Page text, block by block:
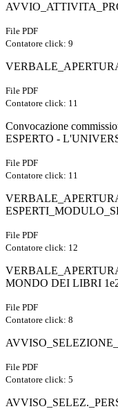
File PDF
Contatore click: 9
File PDF
Contatore click: 11
Convocazione
ESPERTO -
File PDF
Contatore click: 11
File PDF
Contatore click: 12
MONDO DEI LIBRI
File PDF
Contatore click: 8
File PDF
Contatore click: 5